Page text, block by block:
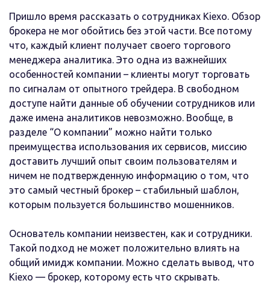
Пришло время рассказать о сотрудниках Kiexo. Обзор
брокера не мог обойтись без этой части. Все потому
что, каждый клиент получает своего торгового
менеджера аналитика. Это одна из важнейших
особенностей компании – клиенты могут торговать
по сигналам от опытного трейдера. В свободном
доступе найти данные об обучении сотрудников или
даже имена аналитиков невозможно. Вообще, в
разделе “О компании” можно найти только
преимущества использования их сервисов, миссию
доставить лучший опыт своим пользователям и
ничем не подтвержденную информацию о том, что
это самый честный брокер – стабильный шаблон,
которым пользуется большинство мошенников.
Основатель компании неизвестен, как и сотрудники.
Такой подход не может положительно влиять на
общий имидж компании. Можно сделать вывод, что
Kiexo — брокер, которому есть что скрывать.